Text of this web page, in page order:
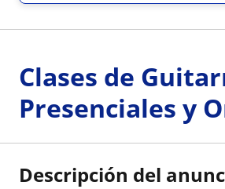
Clases de
Presenciales y
Descripción del